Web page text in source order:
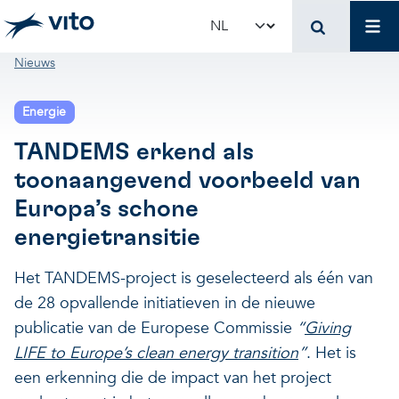
Skip to main content
Select your language
Concrete toepassingen
Licenties en spin-offs
VITO4STARTERS
Concrete toepassingen
Voorbeeldprojecten
Nieuws en updates
Unieke infrastructuur
Onze projecten
Wetenschappelijke
Breadcrumb
Nieuws
Energie
TANDEMS erkend als
toonaangevend voorbeeld van
Europa’s schone
energietransitie
Het TANDEMS-project is geselecteerd als één van
de 28 opvallende initiatieven in de nieuwe
publicatie van de Europese Commissie “Giving
LIFE to Europe’s clean energy transition”. Het is
een erkenning die de impact van het project